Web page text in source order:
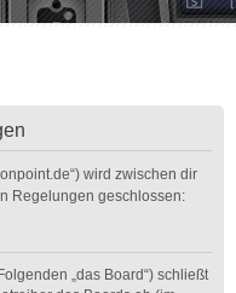
wird zwischen dir
Regelungen geschlossen:
„das Board“) schließt